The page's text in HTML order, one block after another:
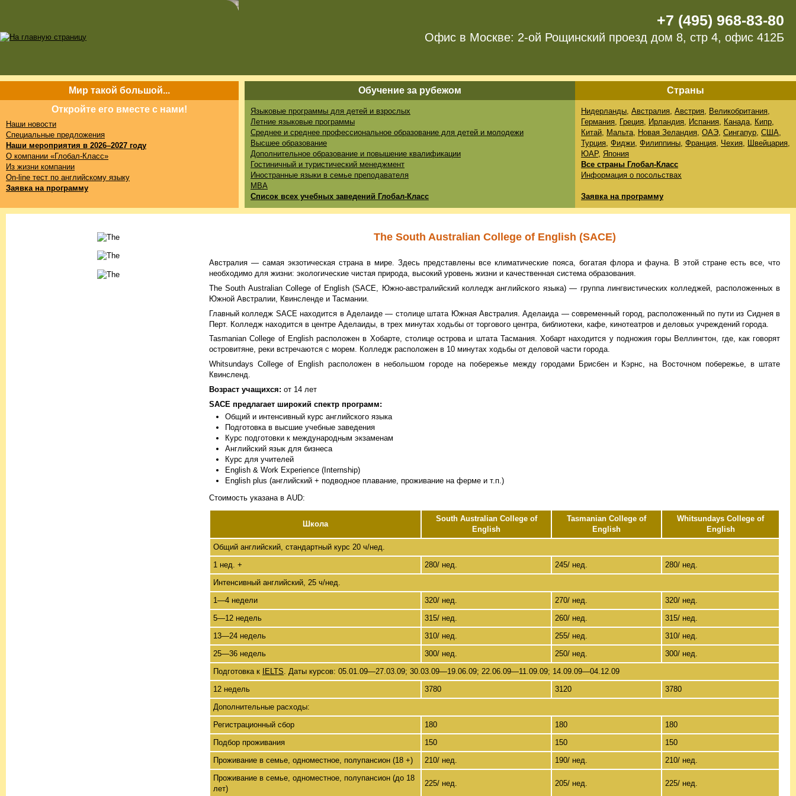
+7 (495) 968-83-80
Офис в Москве: 2-ой Рощинский проезд дом 8, стр 4, офис 412Б
Мир такой большой...
Откройте его вместе с нами!
Наши новости
Специальные предложения
Наши мероприятия в 2026–2027 году
О компании «Глобал-Класс»
Из жизни компании
On-line тест по английскому языку
Заявка на программу
Обучение за рубежом Страны
Языковые программы для детей и взрослых
Летние языковые программы
Среднее и среднее профессиональное образование для детей и молодежи
Высшее образование
Дополнительное образование и повышение квалификации
Гостиничный и туристический менеджмент
Иностранные языки в семье преподавателя
MBA
Список всех учебных заведений Глобал-Класс
Нидерланды, Австралия, Австрия, Великобритания,
Германия, Греция, Ирландия, Испания, Канада, Кипр,
Китай, Мальта, Новая Зеландия, ОАЭ, Сингапур, США,
Турция, Фиджи, Филиппины, Франция, Чехия, Швейцария,
ЮАР, Япония
Все страны Глобал-Класс
Информация о посольствах
Заявка на программу
The South Australian College of English (SACE)
Австралия — самая экзотическая страна в мире. Здесь представлены все климатические пояса, богатая флора и фауна. В этой стране есть все, что
необходимо для жизни: экологические чистая природа, высокий уровень жизни и качественная система образования.
The South Australian College of English (SACE, Южно-австралийский колледж английского языка) — группа лингвистических колледжей, расположенных в
Южной Австралии, Квинсленде и Тасмании.
Главный колледж SACE находится в Аделаиде — столице штата Южная Австралия. Аделаида — современный город, расположенный по пути из Сиднея в
Перт. Колледж находится в центре Аделаиды, в трех минутах ходьбы от торгового центра, библиотеки, кафе, кинотеатров и деловых учреждений города.
Tasmanian College of English расположен в Хобарте, столице острова и штата Тасмания. Хобарт находится у подножия горы Веллингтон, где, как говорят
островитяне, реки встречаются с морем. Колледж расположен в 10 минутах ходьбы от деловой части города.
Whitsundays College of English расположен в небольшом городе на побережье между городами Брисбен и Кэрнс, на Восточном побережье, в штате
Квинсленд.
Возраст учащихся: от 14 лет
SACE предлагает широкий спектр программ:
Общий и интенсивный курс английского языка
Подготовка в высшие учебные заведения
Курс подготовки к международным экзаменам
Английский язык для бизнеса
Курс для учителей
English & Work Experience (Internship)
English plus (английский + подводное плавание, проживание на ферме и т.п.)
Стоимость указана в AUD:
Школа
South Australian College of
English
Tasmanian College of
English
Whitsundays College of
English
Общий английский, стандартный курс 20 ч/нед.
1 нед. +
280/ нед. 245/ нед.
280/ нед.
Интенсивный английский, 25 ч/нед.
1—4 недели
320/ нед. 270/ нед.
320/ нед.
5—12 недель
315/ нед. 260/ нед.
315/ нед.
13—24 недель
310/ нед. 255/ нед.
310/ нед.
25—36 недель
300/ нед. 250/ нед.
300/ нед.
Подготовка к
IELTS . Даты курсов: 05.01.09—27.03.09; 30.03.09—19.06.09; 22.06.09—11.09.09; 14.09.09—04.12.09
12 недель
3780 3120
3780
Дополнительные расходы:
Регистрационный сбор
180 180
180
Подбор проживания
150 150
150
Проживание в семье, одноместное, полупансион (18 +)
210/ нед. 190/ нед.
210/ нед.
Проживание в семье, одноместное, полупансион (до 18
лет)
225/ нед. 205/ нед. 225/ нед.